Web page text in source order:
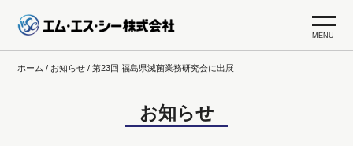
エム・エス・シー株式会
MENU
ホーム / お知らせ /第23回 福島県滅菌業務研究会に出展
お知らせ